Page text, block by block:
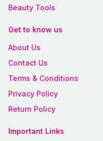
Beauty Tools
Get to know us
About Us
Contact Us
Terms & Conditions
Privacy Policy
Return Policy
Important Links